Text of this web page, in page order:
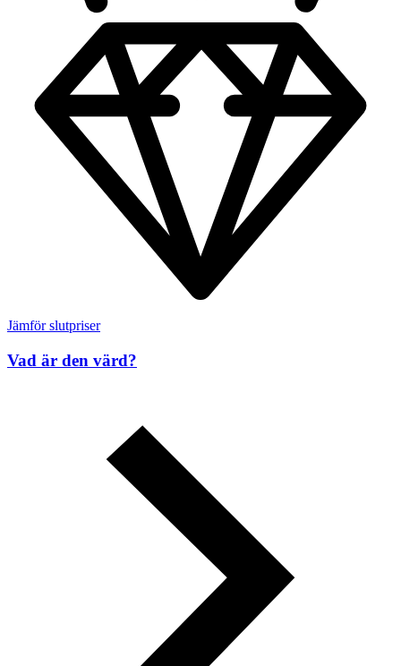
Jämför slutpriser
Vad är den värd?